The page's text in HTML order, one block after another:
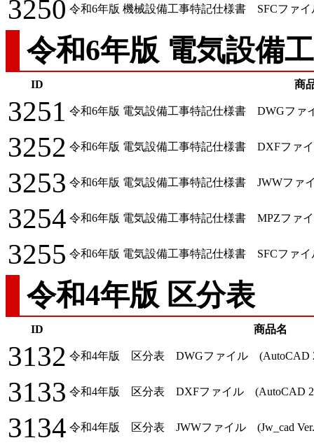
3250 令和6年版 機械設備工事特記仕様書 SFCファ
令和6年版 電気設備
ID 商
3251 令和6年版 電気設備工事特記仕様書 DWGファ
3252 令和6年版 電気設備工事特記仕様書 DXFファ
3253 令和6年版 電気設備工事特記仕様書 JWWファイ
3254 令和6年版 電気設備工事特記仕様書 MPZファ
3255 令和6年版 電気設備工事特記仕様書 SFCファ
令和4年版 区分表
ID 商品名
3132 令和4年版 区分表 DWGファイル (AutoCAD
3133 令和4年版 区分表 DXFファイル (AutoCAD
3134 令和4年版 区分表 JWWファイル (Jw_cad